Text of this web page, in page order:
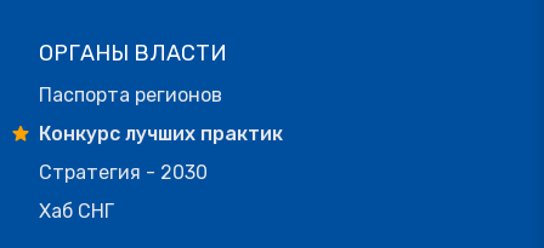
ОРГАНЫ ВЛАСТИ
Паспорта регионов
Конкурс лучших практик
Стратегия - 2030
Хаб СНГ